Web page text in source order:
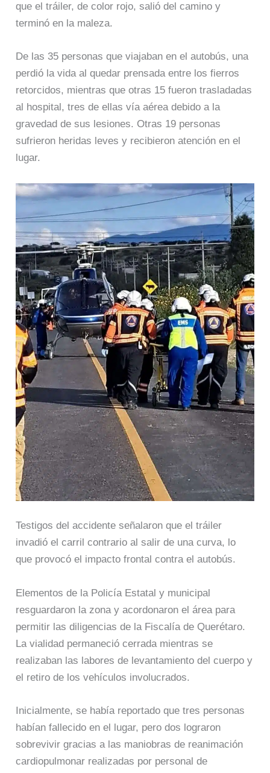
que el tráiler, de color rojo, salió del camino y
terminó en la maleza.
De las 35 personas que viajaban en el autobús, una
perdió la vida al quedar prensada entre los fierros
retorcidos, mientras que otras 15 fueron trasladadas
al hospital, tres de ellas vía aérea debido a la
gravedad de sus lesiones. Otras 19 personas
sufrieron heridas leves y recibieron atención en el
lugar.
Testigos del accidente señalaron que el tráiler
invadió el carril contrario al salir de una curva, lo
que provocó el impacto frontal contra el autobús.
Elementos de la Policía Estatal y municipal
resguardaron la zona y acordonaron el área para
permitir las diligencias de la Fiscalía de Querétaro.
La vialidad permaneció cerrada mientras se
realizaban las labores de levantamiento del cuerpo y
el retiro de los vehículos involucrados.
Inicialmente, se había reportado que tres personas
habían fallecido en el lugar, pero dos lograron
sobrevivir gracias a las maniobras de reanimación
cardiopulmonar realizadas por personal de